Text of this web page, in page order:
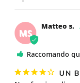
MS
Matteo s.
Raccomando
UN